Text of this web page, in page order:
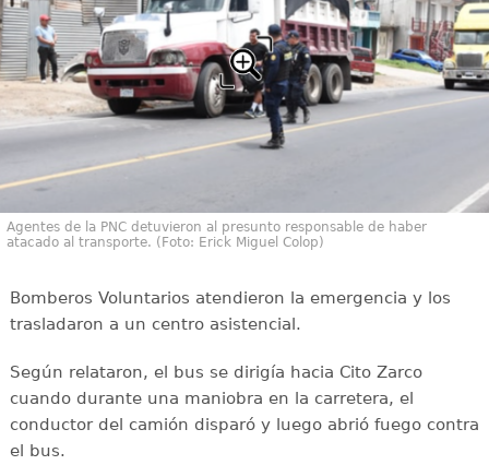
Agentes de la PNC detuvieron al presunto responsable de haber
atacado al transporte. (Foto: Erick Miguel Colop)
Bomberos Voluntarios atendieron la emergencia y los
trasladaron a un centro asistencial.
Según relataron, el bus se dirigía hacia Cito Zarco
cuando durante una maniobra en la carretera, el
conductor del camión disparó y luego abrió fuego contra
el bus.